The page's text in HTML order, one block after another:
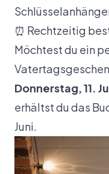
⏰ Rechtzeitig
Möchtest du ein
Donnerstag, 11.
erhältst du das
Juni.